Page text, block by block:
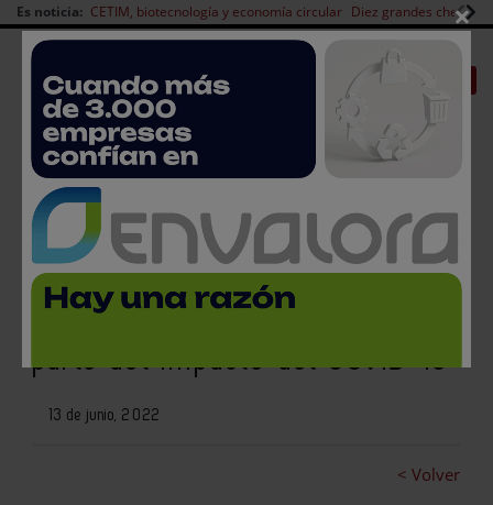
Es noticia: CETIM, biotecnología y economía circular Diez grandes chefs
Redes Sociales
Es noticia
| CANAL EMPLEO Login empresas Registro
La industria de alimentación y
bebidas amortiguó en 2021 gran
parte del impacto del COVID-19
13 de junio, 2022
< Volver
×